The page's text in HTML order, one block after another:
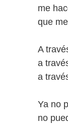
me
que
A
a
a
Ya no
no